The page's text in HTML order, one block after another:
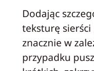
Dodając
teksturę
znacznie w
przypadku